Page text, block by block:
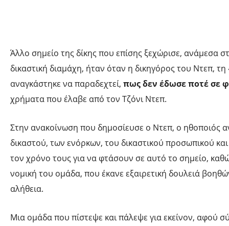
Άλλο σημείο της δίκης που επίσης ξεχώρισε, ανάμεσα
δικαστική διαμάχη, ήταν όταν η δικηγόρος του Ντεπ, τη
αναγκάστηκε να παραδεχτεί, πως δεν έδωσε ποτέ σε
χρήματα που έλαβε από τον Τζόνι Ντεπ.
Στην ανακοίνωση που δημοσίευσε ο Ντεπ, ο ηθοποιός
δικαστού, των ενόρκων, του δικαστικού προσωπικού
τον χρόνο τους για να φτάσουν σε αυτό το σημείο,
νομική του ομάδα, που έκανε εξαιρετική δουλειά
αλήθεια.
Μια ομάδα που πίστεψε και πάλεψε για εκείνον, αφού